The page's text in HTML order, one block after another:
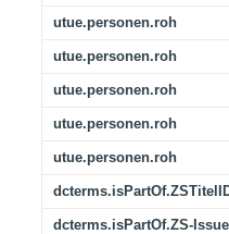
utue.personen.roh
utue.personen.roh
utue.personen.roh
utue.personen.roh
utue.personen.roh
dcterms.isPartOf.ZS-Issue